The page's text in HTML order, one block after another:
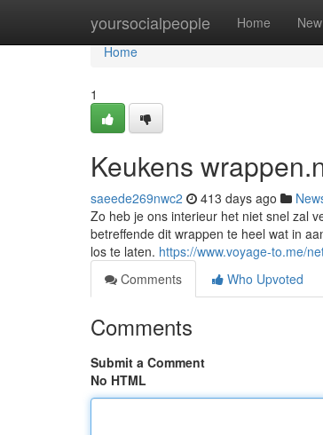
yoursocialpeople Home New
Home
Home
1
Keukens
saeede269nwc2 413 days ago
Zo heb je ons interieur het niet snel zal
betreffende dit wrappen te heel wat in
los te laten. https://www.voyage-to.me/
Comments
Who Upvoted
Comments
Submit a Comment
No HTML